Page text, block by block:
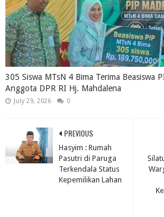
305 Siswa MTsN 4 Bima Terima Beasiswa
Anggota DPR RI Hj. Mahdalena
July 29, 2026 0
PREVIOUS
Hasyim : Rumah
Pasutri di Paruga
Terkendala Status
Kepemilikan Lahan